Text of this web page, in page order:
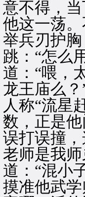
意不得，
他这一荡
举兵刃护
跳：“怎么
道：“喂，
龙王庙么
人称“流星
数，正是
误打误撞
老师是我
道：“混小
摸准他武